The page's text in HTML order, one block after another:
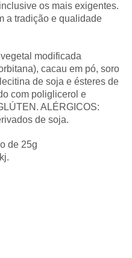
os mais exigentes.
a tradição e qualidade
modificada
cacau em pó, soro
de soja e ésteres de
com poliglicerol e
ALÉRGICOS:
de soja.
de 25g